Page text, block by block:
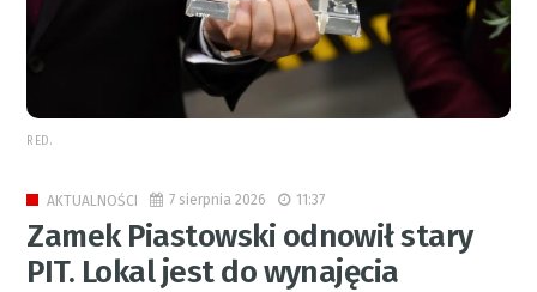
RED.
AKTUALNOŚCI 7 sierpnia 2026 11:37
Zamek Piastowski odnowił stary
PIT. Lokal jest do wynajęcia